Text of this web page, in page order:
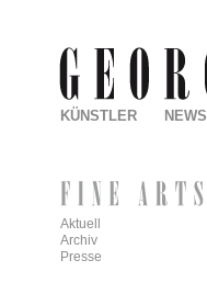
KÜNSTLER NEWS
Aktuell
Archiv
Presse